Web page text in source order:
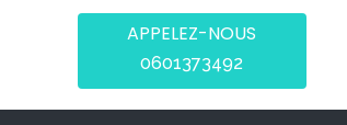
APPELEZ-NOUS
0601373492